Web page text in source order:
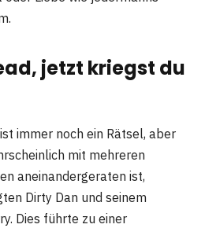
jetzt kriegst du
immer noch ein Rätsel, aber
mit mehreren
aneinandergeraten ist,
Dirty Dan und seinem
Dies führte zu einer